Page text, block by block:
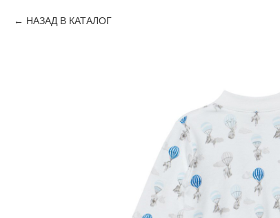
НАЗАД В КАТАЛОГ